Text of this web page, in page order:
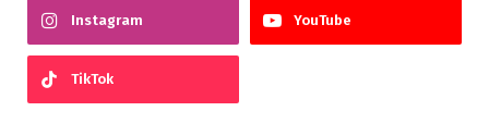
Instagram YouTube
TikTok